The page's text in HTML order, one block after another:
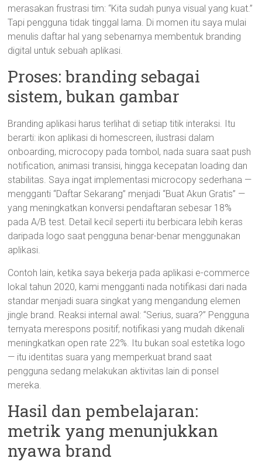
merasakan frustrasi tim: “Kita sudah punya visual yang kuat.”
Tapi pengguna tidak tinggal lama. Di momen itu saya mulai
menulis daftar hal yang sebenarnya membentuk branding
digital untuk sebuah aplikasi.
Proses: branding sebagai
sistem, bukan gambar
Branding aplikasi harus terlihat di setiap titik interaksi. Itu
berarti: ikon aplikasi di homescreen, ilustrasi dalam
onboarding, microcopy pada tombol, nada suara saat push
notification, animasi transisi, hingga kecepatan loading dan
stabilitas. Saya ingat implementasi microcopy sederhana —
mengganti “Daftar Sekarang” menjadi “Buat Akun Gratis” —
yang meningkatkan konversi pendaftaran sebesar 18%
pada A/B test. Detail kecil seperti itu berbicara lebih keras
daripada logo saat pengguna benar-benar menggunakan
aplikasi.
Contoh lain, ketika saya bekerja pada aplikasi e-commerce
lokal tahun 2020, kami mengganti nada notifikasi dari nada
standar menjadi suara singkat yang mengandung elemen
jingle brand. Reaksi internal awal: “Serius, suara?” Pengguna
ternyata merespons positif; notifikasi yang mudah dikenali
meningkatkan open rate 22%. Itu bukan soal estetika logo
— itu identitas suara yang memperkuat brand saat
pengguna sedang melakukan aktivitas lain di ponsel
mereka.
Hasil dan pembelajaran:
metrik yang menunjukkan
nyawa brand